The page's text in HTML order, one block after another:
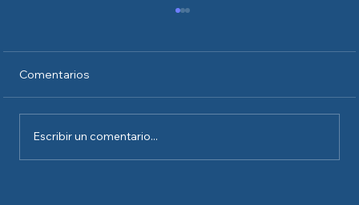
Comentarios
Escribir un comentario...